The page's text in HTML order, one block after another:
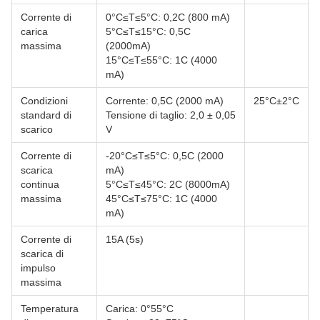
Corrente di
carica
massima
0°C≤T≤5°C: 0,2C (800 mA)
5°C≤T≤15°C: 0,5C
(2000mA)
15°C≤T≤55°C: 1C (4000
mA)
Condizioni
standard di
scarico
Corrente: 0,5C (2000 mA)
Tensione di taglio: 2,0 ± 0,05
V
25°C±2°C
Corrente di
scarica
continua
massima
-20°C≤T≤5°C: 0,5C (2000
mA)
5°C≤T≤45°C: 2C (8000mA)
45°C≤T≤75°C: 1C (4000
mA)
Corrente di
scarica di
impulso
massima
15A (5s)
Temperatura
Carica: 0°55°C